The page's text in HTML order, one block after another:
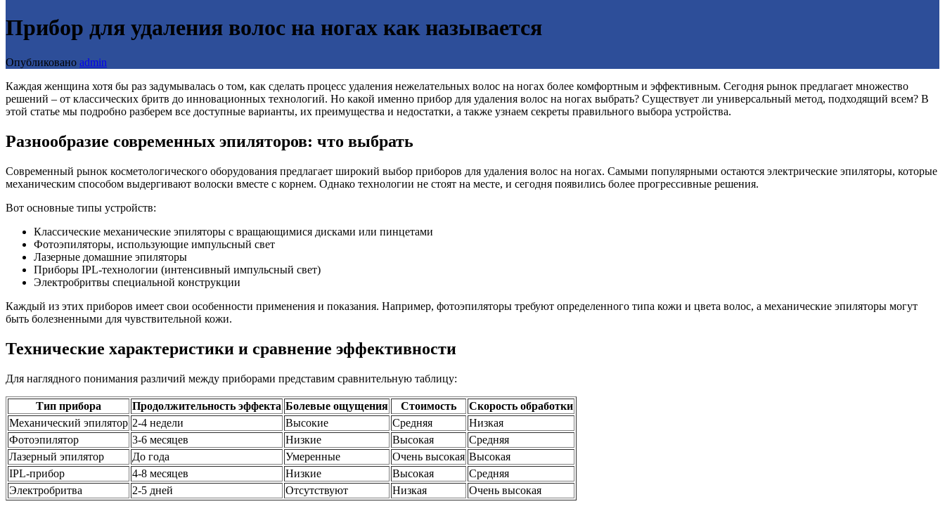
Прибор для удаления волос на ногах как называется
Опубликовано admin
Каждая женщина хотя бы раз задумывалась о том, как сделать процесс удаления нежелательных волос на ногах более комфортным и эффективным. Сегодня рынок предлагает множество
решений – от классических бритв до инновационных технологий. Но какой именно прибор для удаления волос на ногах выбрать? Существует ли универсальный метод, подходящий всем? В
этой статье мы подробно разберем все доступные варианты, их преимущества и недостатки, а также узнаем секреты правильного выбора устройства.
Разнообразие современных эпиляторов: что выбрать
Современный рынок косметологического оборудования предлагает широкий выбор приборов для удаления волос на ногах. Самыми популярными остаются электрические эпиляторы, которые
механическим способом выдергивают волоски вместе с корнем. Однако технологии не стоят на месте, и сегодня появились более прогрессивные решения.
Вот основные типы устройств:
Классические механические эпиляторы с вращающимися дисками или пинцетами
Фотоэпиляторы, использующие импульсный свет
Лазерные домашние эпиляторы
Приборы IPL-технологии (интенсивный импульсный свет)
Электробритвы специальной конструкции
Каждый из этих приборов имеет свои особенности применения и показания. Например, фотоэпиляторы требуют определенного типа кожи и цвета волос, а механические эпиляторы могут
быть болезненными для чувствительной кожи.
Технические характеристики и сравнение эффективности
Для наглядного понимания различий между приборами представим сравнительную таблицу:
Тип прибора Продолжительность эффекта Болевые ощущения Стоимость
Скорость обработки
Механический эпилятор 2-4 недели Высокие Средняя
Низкая
Фотоэпилятор
3-6 месяцев Низкие Высокая
Средняя
Лазерный эпилятор
До года Умеренные Очень высокая Высокая
IPL-прибор
4-8 месяцев Низкие Высокая
Средняя
Электробритва
2-5 дней Отсутствуют Низкая Очень высокая